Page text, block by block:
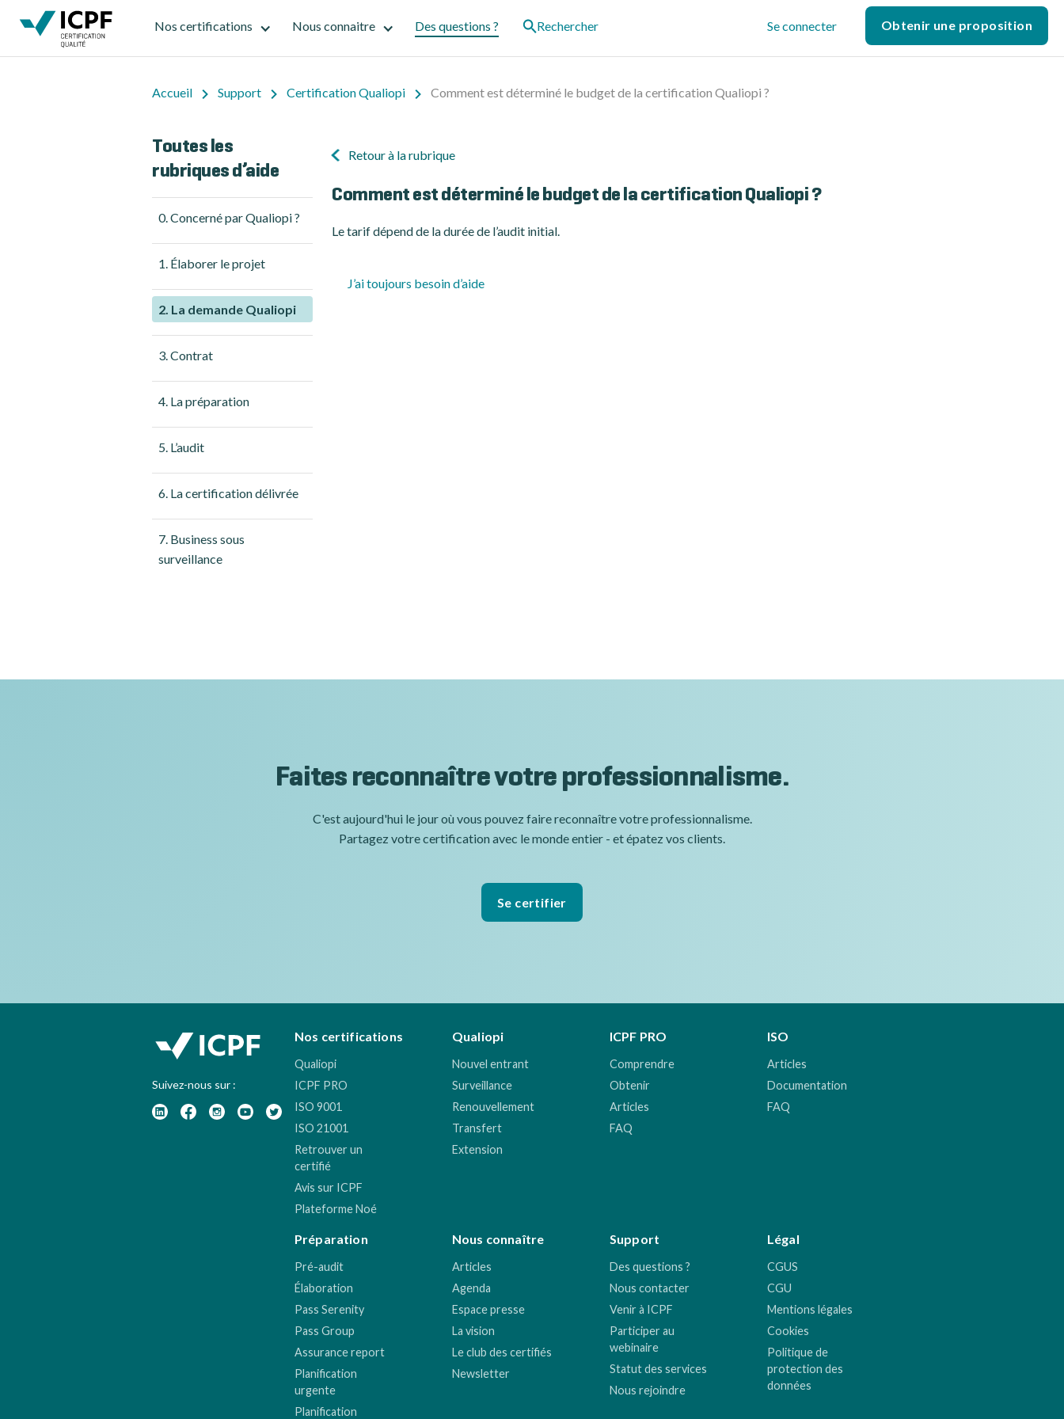
Nos certifications Nous connaitre Des questions ? Rechercher Se connecter Obtenir une proposition
Accueil Support Certification Qualiopi Comment est déterminé le budget de la certification Qualiopi ?
Toutes les
rubriques d’aide
0. Concerné par Qualiopi ?
1. Élaborer le projet
2. La demande Qualiopi
3. Contrat
4. La préparation
5. L’audit
6. La certification délivrée
7. Business sous
surveillance
Retour à la rubrique
Comment est déterminé le budget de la certification Qualiopi ?
Le tarif dépend de la durée de l’audit initial.
J’ai toujours besoin d’aide
Faites reconnaître votre professionnalisme.
C'est aujourd'hui le jour où vous pouvez faire reconnaître votre professionnalisme.
Partagez votre certification avec le monde entier - et épatez vos clients.
Se certifier
Suivez-nous sur :
Nos certifications
Qualiopi
ICPF PRO
ISO 9001
ISO 21001
Retrouver un
certifié
Avis sur ICPF
Plateforme Noé
Qualiopi
Nouvel entrant
Surveillance
Renouvellement
Transfert
Extension
ICPF PRO
Comprendre
Obtenir
Articles
FAQ
ISO
Articles
Documentation
FAQ
Préparation
Pré-audit
Élaboration
Pass Serenity
Pass Group
Assurance report
Planification
urgente
Planification
Nous connaître
Articles
Agenda
Espace presse
La vision
Le club des certifiés
Newsletter
Support
Des questions ?
Nous contacter
Venir à ICPF
Participer au
webinaire
Statut des services
Nous rejoindre
Légal
CGUS
CGU
Mentions légales
Cookies
Politique de
protection des
données